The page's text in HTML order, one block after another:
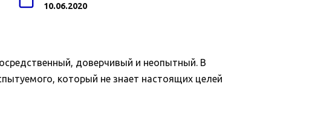
10.06.2020
доверчивый и неопытный. В
который не знает настоящих целей